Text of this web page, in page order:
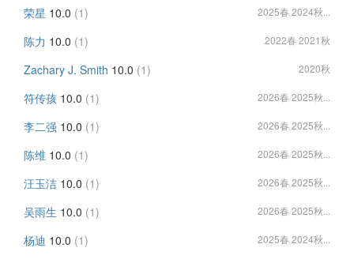
荣星 10.0 (1) 2025春 2024秋...
陈力 10.0 (1) 2022春 2021秋
Zachary J. Smith 10.0 (1) 2020秋
符传孩 10.0 (1) 2026春 2025秋...
李二强 10.0 (1) 2026春 2025秋...
陈维 10.0 (1) 2026春 2025秋...
汪玉洁 10.0 (1) 2026春 2025秋...
吴雨生 10.0 (1) 2026春 2025秋...
杨迪 10.0 (1) 2025春 2024秋...